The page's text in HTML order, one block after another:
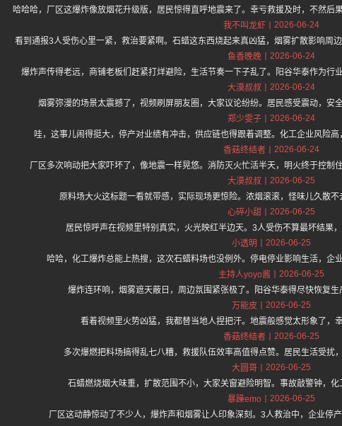
哈哈哈，厂区这爆炸像放烟花升级版，居民惊得直呼地震来了。幸亏救援及时，不然后
我不叫龙虾
2026-06-24
看到通报3人受伤心里一紧，救治要紧啊。石蜡这东西烧起来真凶猛，烟雾扩散影响周
鱼香晚晚
2026-06-24
爆炸声传得老远，商铺老板们赶紧打烊避险，生活节奏一下子乱了。阳谷华泰作为行
大漠叔叔
2026-06-24
烟雾弥漫的场景太震撼了，视频刷屏朋友圈，大家议论纷纷。居民感受震动，安
郑少雯子
2026-06-24
哇，这事儿闹得挺大，停产对业绩有冲击，供应链也得跟着调整。化工企业风险高
香菇终结者
2026-06-24
厂区多次响动把大家吓坏了，像地震一样晃悠。消防灭火忙活半天，明火终于控制
大漠叔叔
2026-06-25
原料场大火这标题一看就带感，实际现场更惊险。浓烟滚滚，怪味儿久散不
心碎小甜
2026-06-25
居民惊呼声在视频里特别真实，火光映红半边天。3人受伤不算最坏结果
小透明
2026-06-25
哈哈，化工爆炸总能上热搜，这次石蜡料场也没例外。停电停业影响生活，企
主持人yoyo酱
2026-06-25
爆炸连环响，烟雾遮天蔽日，周边氛围紧张极了。阳谷华泰得尽快恢复生
万能皮
2026-06-25
看着视频里火势凶猛，我都替当地人捏把汗。地震般感觉太形象了，
香菇终结者
2026-06-25
多次爆燃把料场搞得乱七八糟，救援队伍效率高值得点赞。居民生活受扰
大圆哥
2026-06-25
石蜡燃烧烟大味重，扩散范围不小，大家关窗避险明智。事故敲警钟，化
暴躁emo
2026-06-25
厂区这动静惊动了不少人，爆炸声和烟雾让人印象深刻。3人救治中，企业停